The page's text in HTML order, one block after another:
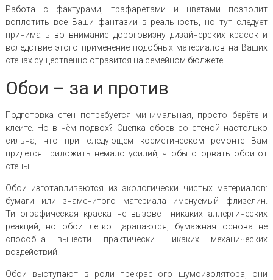
Работа с фактурами, трафаретами и цветами позволит
воплотить все Ваши фантазии в реальность, но тут следует
принимать во внимание дороговизну дизайнерских красок и
вследствие этого применение подобных материалов на Ваших
стенах существенно отразится на семейном бюджете.
Обои – за и против
Подготовка стен потребуется минимальная, просто берёте и
клеите. Но в чём подвох? Сцепка обоев со стеной настолько
сильна, что при следующем косметическом ремонте Вам
придётся приложить немало усилий, чтобы оторвать обои от
стены.
Обои изготавливаются из экологически чистых материалов:
бумаги или знаменитого материала именуемый флизелин.
Типографическая краска не вызовет никаких аллергических
реакций, но обои легко царапаются, бумажная основа не
способна вынести практически никаких механических
воздействий.
Обои выступают в роли прекрасного шумоизолятора, они